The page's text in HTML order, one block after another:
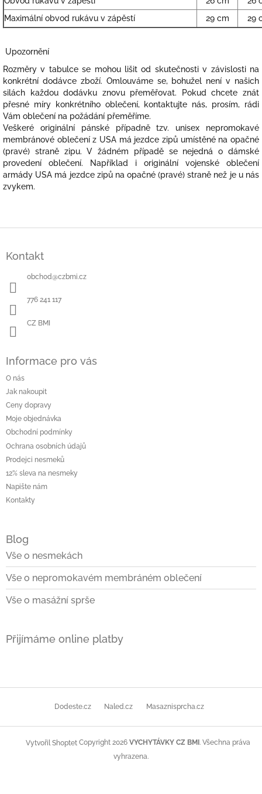
Maximální obvod rukávu v zápěstí
29 cm 29
Upozornění
Rozměry v tabulce se mohou lišit od skutečnosti v závislosti na
konkrétní dodávce zboží. Omlouváme se, bohužel není v našich
silách každou dodávku znovu přeměřovat. Pokud chcete znát
přesné míry konkrétního oblečení, kontaktujte nás, prosím, rádi
Vám oblečení na požádání přeměříme.
Veškeré originální pánské případně tzv. unisex nepromokavé
membránové oblečení z USA má jezdce zipů umístěné na opačné
(pravé) straně zipu. V žádném případě se nejedná o dámské
provedení oblečení. Například i originální vojenské oblečení
armády USA má jezdce zipů na opačné (pravé) straně než je u nás
zvykem.
Kontakt
obchod@czbmi.cz
776 241 117
CZ BMI
Informace pro vás
O nás
Jak nakoupit
Ceny dopravy
Moje objednávka
Obchodní podmínky
Ochrana osobních údajů
Prodejci nesmeků
12% sleva na nesmeky
Napište nám
Kontakty
Blog
Vše o nesmekách
Vše o nepromokavém membráném oblečení
Vše o masážní sprše
Přijímáme online platby
Dodeste.cz Naled.cz Masaznisprcha.cz
Vytvořil Shoptet Copyright 2026 VYCHYTÁVKY CZ BMI . Všechna práva
vyhrazena.